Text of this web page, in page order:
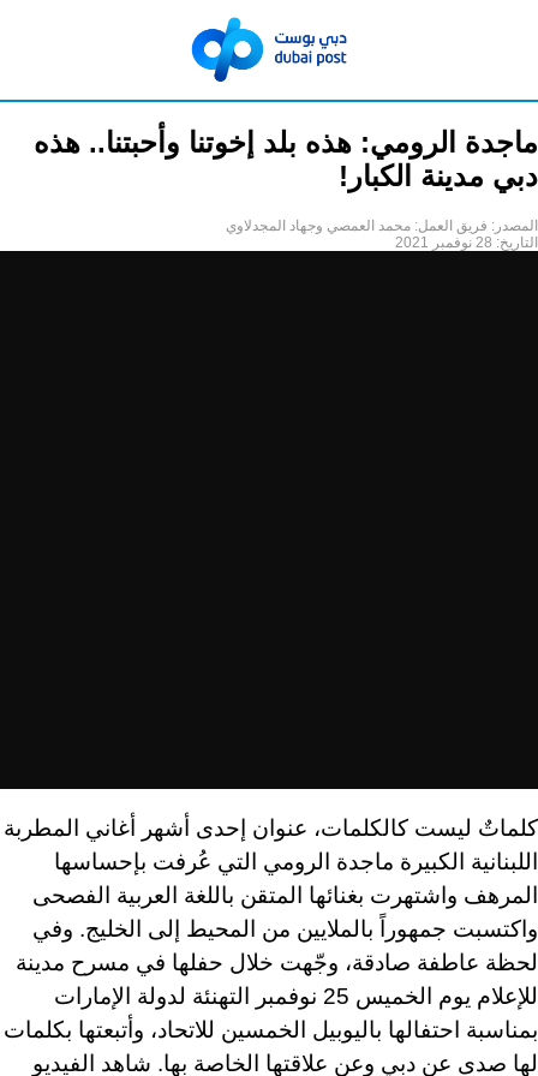
ماجدة الرومي: هذه بلد إخوتنا وأحبتنا.. هذه
دبي مدينة الكبار!
المصدر: فريق العمل: محمد العمصي وجهاد المجدلاوي
التاريخ: 28 نوفمبر 2021
كلماتٌ ليست كالكلمات، عنوان إحدى أشهر أغاني المطربة
اللبنانية الكبيرة ماجدة الرومي التي عُرفت بإحساسها
المرهف واشتهرت بغنائها المتقن باللغة العربية الفصحى
واكتسبت جمهوراً بالملايين من المحيط إلى الخليج. وفي
لحظة عاطفة صادقة، وجّهت خلال حفلها في مسرح مدينة
للإعلام يوم الخميس 25 نوفمبر التهنئة لدولة الإمارات
بمناسبة احتفالها باليوبيل الخمسين للاتحاد، وأتبعتها بكلمات
لها صدى عن دبي وعن علاقتها الخاصة بها. شاهد الفيديو